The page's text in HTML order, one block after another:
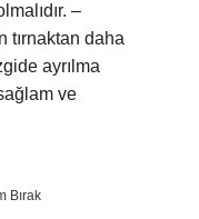
–
tırnaktan daha
ayrılma
ve
Bırak